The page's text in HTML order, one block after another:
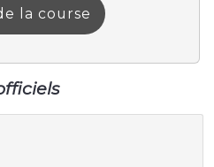
la course